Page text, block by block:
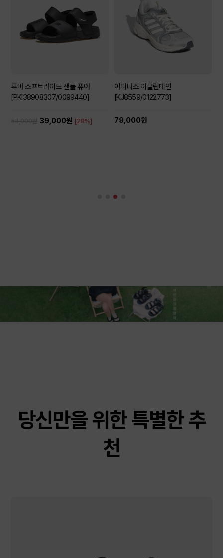
푸마 소프트라이드 샌들 퓨어
[PKI38908307/0099440]
39,000원 [28%]
아디다스 이클립테인
[KJ8559/0122773]
79,000원
당신만을 위한 특별한 추
천